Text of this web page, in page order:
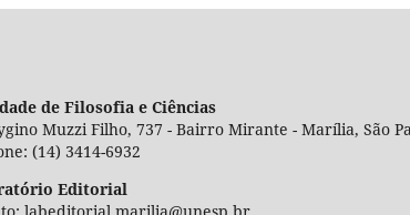
de Filosofia e Ciências
Muzzi Filho, 737 - Bairro Mirante - Marília, São
(14) 3414-6932
Editorial